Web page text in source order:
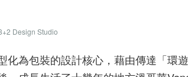
Design Studio
化為包裝的設計核心，藉由傳達「環